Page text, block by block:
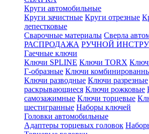
Круги автомобильные
Круги зачистные Круги отрезные
лепестковые
Сварочные материалы Сверла
РАСПРОДАЖА РУЧНОЙ
Гаечные ключи
Ключи SPLINE Ключи TORX
Г-образные Ключи
Ключи разводные Ключи разрезные
раскрывающиеся Ключи рожковые
самозажимные Ключи торцевые
шестигранные Наборы ключей
Головки автомобильные
Адаптеры торцевых головок